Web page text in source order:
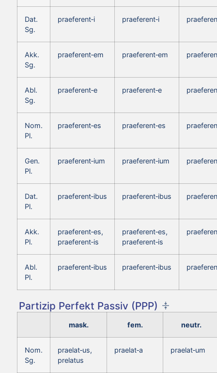
Dat.
Sg.
praeferent‑i praeferent‑i
Akk.
Sg.
praeferent‑em praeferent‑em
Abl.
Sg.
praeferent‑e praeferent‑e
Nom.
Pl.
praeferent‑es praeferent‑es
Gen.
Pl.
praeferent‑ium praeferent‑ium
Dat.
Pl.
praeferent‑ibus praeferent‑ibus
Akk.
Pl.
praeferent‑es,
praeferent‑is
praeferent‑es,
praeferent‑is
Abl.
Pl.
praeferent‑ibus praeferent‑ibus
Partizip Perfekt Passiv (PPP)
mask. fem. neutr.
Nom.
Sg.
praelat‑us,
prelatus
praelat‑a praelat‑um